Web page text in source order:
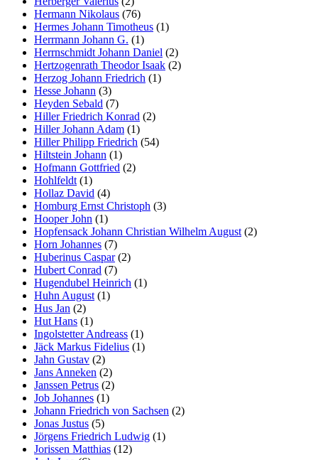
Hermann Nikolaus (76)
Hermes Johann Timotheus (1)
Herrmann Johann G. (1)
Herrnschmidt Johann Daniel (2)
Hertzogenrath Theodor Isaak (2)
Herzog Johann Friedrich (1)
Hesse Johann (3)
Heyden Sebald (7)
Hiller Friedrich Konrad (2)
Hiller Johann Adam (1)
Hiller Philipp Friedrich (54)
Hiltstein Johann (1)
Hofmann Gottfried (2)
Hohlfeldt (1)
Hollaz David (4)
Homburg Ernst Christoph (3)
Hooper John (1)
Hopfensack Johann Christian Wilhelm August (2)
Horn Johannes (7)
Huberinus Caspar(2)
Hubert Conrad (7)
Hugendubel Heinrich (1)
Huhn August (1)
Hus Jan (2)
Hut Hans (1)
Ingolstetter Andreass (1)
Jäck Markus Fidelius (1)
Jahn Gustav (2)
Jans Anneken (2)
Janssen Petrus (2)
Job Johannes (1)
Johann Friedrich von Sachsen (2)
Jonas Justus (5)
Jörgens Friedrich Ludwig (1)
Jorissen Matthias (12)